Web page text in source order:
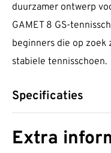
duurzamer ontwerp
GAMET 8 GS-
beginners die op zoek
stabiele tennisschoen.
Specificaties
Extra